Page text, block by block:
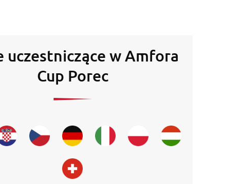
uczestniczące w Amfora
Cup Porec